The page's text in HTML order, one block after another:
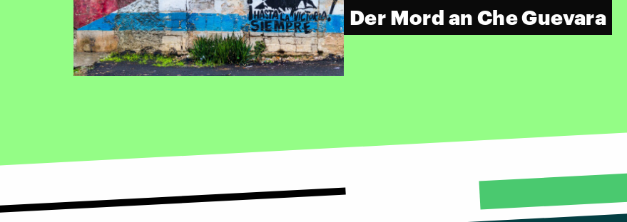
Der Mord an Che Guevara